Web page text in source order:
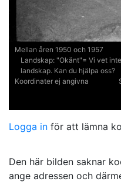
Mellan åren 1950 och 1957
Landskap: "Okänt"= Vi vet
landskap. Kan du hjälpa oss?
Koordinater ej angivna
Logga in för att lämna
Den här bilden saknar
ange adressen och